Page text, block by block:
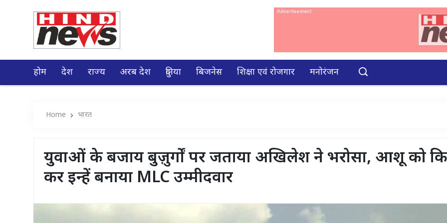
होम देश राज्य अरब देश दुनिया बिजनेस शिक्षा एवं रोजगार मनोरंजन
Home भारत
युवाओं के बजाय बुज़ुर्गों पर जताया अखिलेश ने भरोसा, आशू को
कर इन्हें बनाया MLC उम्मीदवार